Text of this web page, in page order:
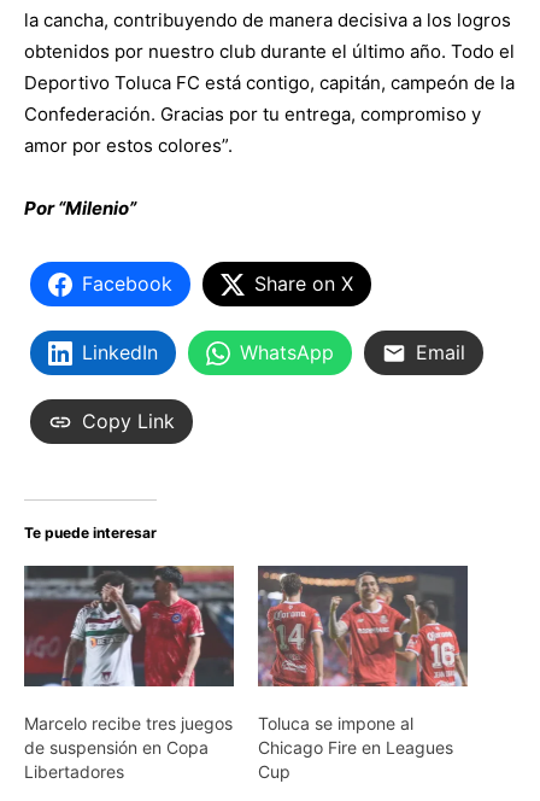
la cancha, contribuyendo de manera decisiva a los logros
obtenidos por nuestro club durante el último año. Todo el
Deportivo Toluca FC está contigo, capitán, campeón de la
Confederación. Gracias por tu entrega, compromiso y
amor por estos colores”.
Por “Milenio”
Facebook Share on X
LinkedIn WhatsApp Email
Copy Link
Te puede interesar
Marcelo recibe tres juegos
de suspensión en Copa
Libertadores
Toluca se impone al
Chicago Fire en Leagues
Cup